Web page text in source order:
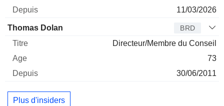
11/03/2026
Thomas Dolan BRD
Directeur/Membre du Conseil
73
30/06/2011
Plus d'insiders